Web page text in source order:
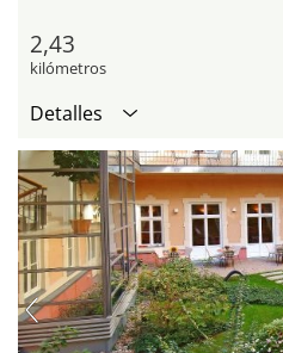
2,43
kilómetros
Detalles